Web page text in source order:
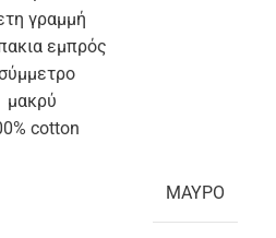
γραμμή
εμπρός
μακρύ
cotton
ΜΑΥΡΟ